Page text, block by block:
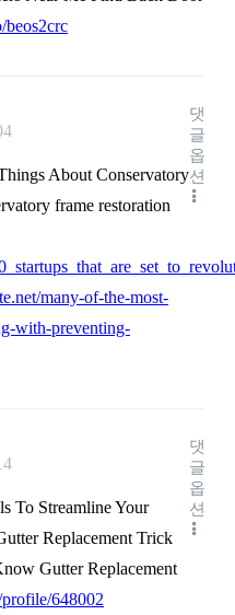
beos2crc
About Conservatory
frame restoration
many-of-the-most-
with-preventing-
댓
글
옵
션
To Streamline Your
Replacement Trick
Gutter Replacement
648002
댓
글
옵
션